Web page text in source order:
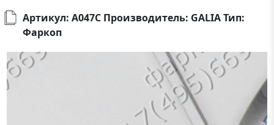
Артикул: A047C Производитель: GALIA Тип:
Фаркоп